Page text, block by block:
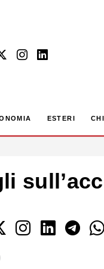
ESTERI